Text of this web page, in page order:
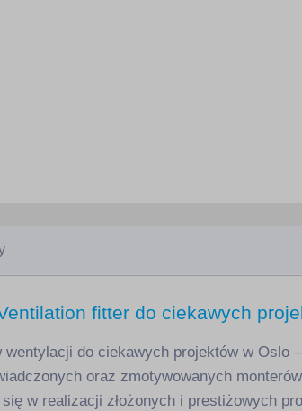
fitter do ciekawych
wentylacji do ciekawych projektów w Oslo
oraz zmotywowanych
w realizacji złożonych i prestiżowych